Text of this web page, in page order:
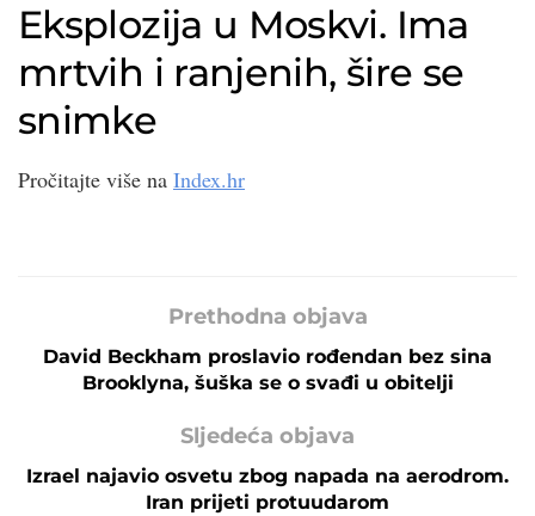
Eksplozija u Moskvi. Ima
mrtvih i ranjenih, šire se
snimke
Pročitajte više na Index.hr
Prethodna objava
David Beckham proslavio rođendan bez sina
Brooklyna, šuška se o svađi u obitelji
Sljedeća objava
Izrael najavio osvetu zbog napada na aerodrom.
Iran prijeti protuudarom